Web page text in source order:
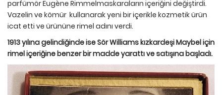
parfümör Eugène Rimmelmaskaraların içeriğini değiştirdi.
Vazelin ve kömür kullanarak yeni bir içerikle kozmetik ürün
icat etti ve ürününe rimel adını verdi.
1913 yılına gelindiğinde ise Sör Williams kızkardeşi Maybel için
rimel içeriğine benzer bir madde yarattı ve satışına başladı.